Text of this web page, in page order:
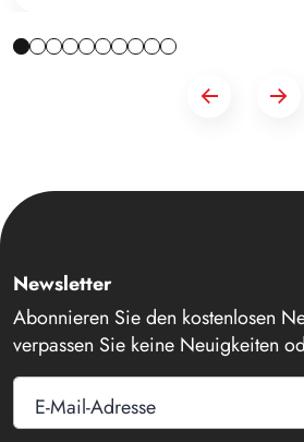
Newsletter
Abonnieren Sie den kostenlosen
verpassen Sie keine Neuigkeiten
E-Mail-Adresse